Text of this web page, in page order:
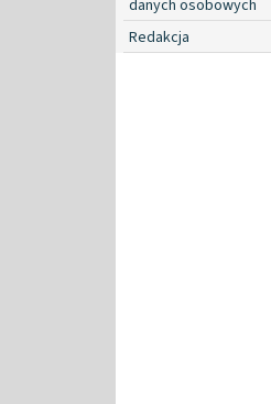
danych osobowych
Redakcja